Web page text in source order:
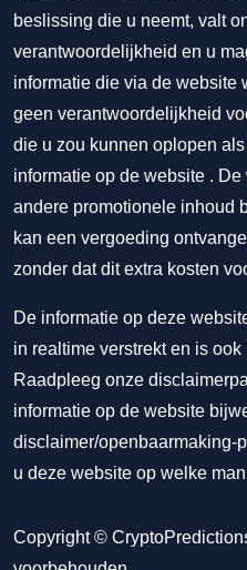
beslissing die u neemt, valt
verantwoordelijkheid en u
informatie die via de website
geen verantwoordelijkheid
die u zou kunnen oplopen
informatie op de website .
andere promotionele inhoud
kan een vergoeding
zonder dat dit extra kosten
De informatie op deze
in realtime verstrekt en is
Raadpleeg onze
informatie op de website
disclaimer/openbaarmaking-
u deze website op welke
Copyright ©